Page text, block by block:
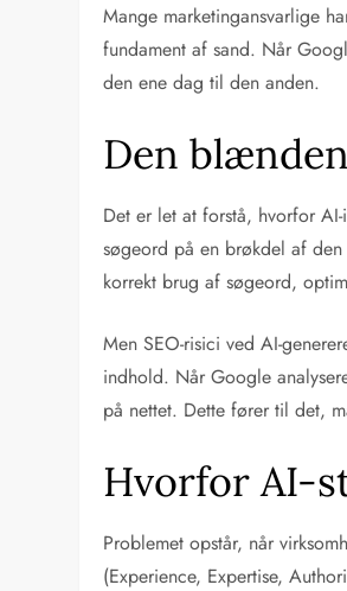
Mange marketingansvarlige
fundament af sand. Når
den ene dag til den anden.
Den
Det er let at forstå, hvorfor
søgeord på en brøkdel af
korrekt brug af søgeord,
Men SEO-risici ved AI-
indhold. Når Google
på nettet. Dette fører til det,
Hvorfor AI-
Problemet opstår, når
(Experience, Expertise,